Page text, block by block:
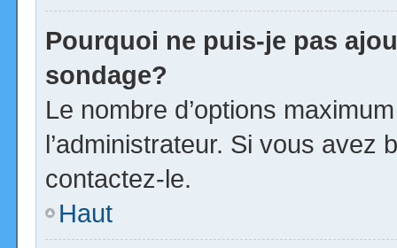
Pourquoi ne puis-je pas
sondage?
Le nombre d’options
l’administrateur. Si vous avez
contactez-le.
Haut